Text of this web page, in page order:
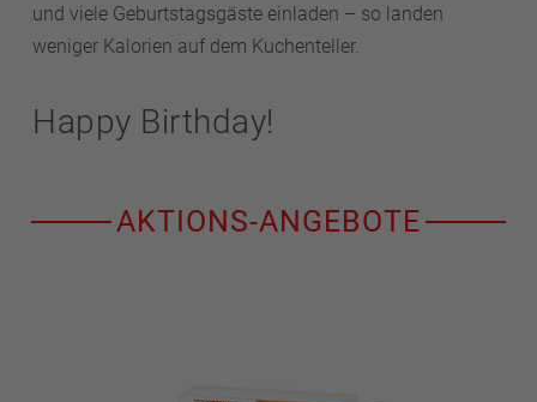
und viele Geburtstagsgäste einladen – so landen
weniger Kalorien auf dem Kuchenteller.
Happy Birthday!
AKTIONS-ANGEBOTE